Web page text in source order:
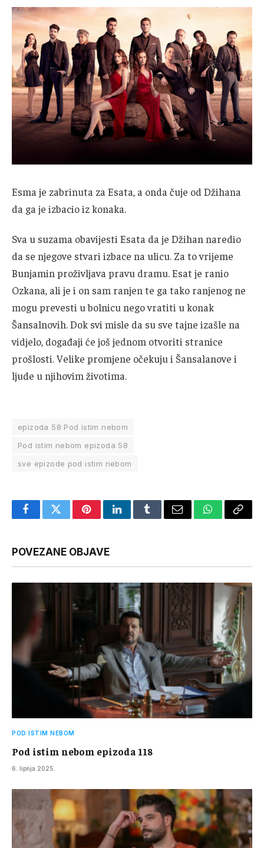
Esma je zabrinuta za Esata, a onda čuje od Džihana
da ga je izbacio iz konaka.
Sva u suzama obavijesti Esata da je Džihan naredio
da se njegove stvari izbace na ulicu. Za to vrijeme
Bunjamin proživljava pravu dramu. Esat je ranio
Ozkana, ali je i on sam ranjen te ga tako ranjenog ne
mogu prevesti u bolnicu nego vratiti u konak
Šansalnovih. Dok svi misle da su sve tajne izašle na
vidjelo, događaji će još jednom otvoriti stranice
prošlosti. Velike promjene očekuju i Šansalanove i
ljude u njihovim životima.
epizoda 58 Pod istim nebom
Pod istim nebom epizoda 58
sve epizode pod istim nebom
FacebookTwitterPinterestLinkedInTumblrEmail WhatsApp
Copy
POVEZANE OBJAVE
POD ISTIM NEBOM
Pod istim nebom epizoda 118
6. lipnja 2025.